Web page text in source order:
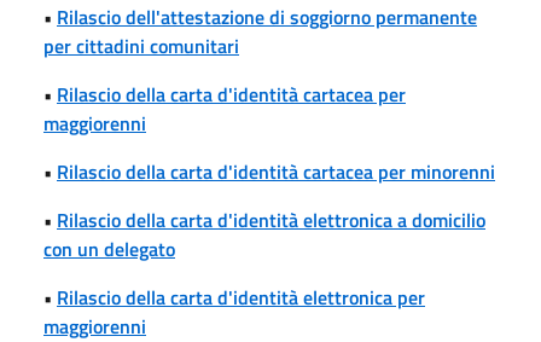
• Rilascio dell'attestazione di soggiorno permanente
per cittadini comunitari
• Rilascio della carta d'identità cartacea per
maggiorenni
• Rilascio della carta d'identità cartacea per minorenni
• Rilascio della carta d'identità elettronica a domicilio
con un delegato
• Rilascio della carta d'identità elettronica per
maggiorenni